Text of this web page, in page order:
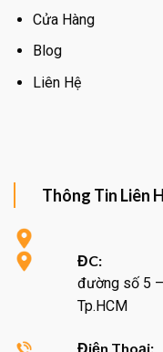
Cửa Hàng
Blog
Liên Hệ
Thông Tin Liên
ĐC:
đường số 5 –
Tp.HCM
Điện Thoại: